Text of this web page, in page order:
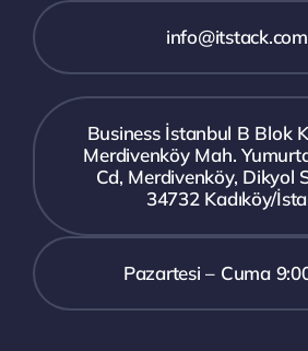
Business İstanbul B Blok
Merdivenköy Mah.
Cd, Merdivenköy, Dikyol
34732 Kadıköy/
Pazartesi – Cuma